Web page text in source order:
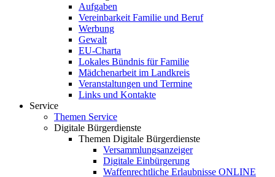
Aufgaben
Vereinbarkeit Familie und Beruf
Werbung
Gewalt
EU-Charta
Lokales Bündnis für Familie
Mädchenarbeit im Landkreis
Veranstaltungen und Termine
Links und Kontakte
Service
Themen Service
Digitale Bürgerdienste
Themen Digitale Bürgerdienste
Versammlungsanzeiger
Digitale Einbürgerung
Waffenrechtliche Erlaubnisse ONLINE